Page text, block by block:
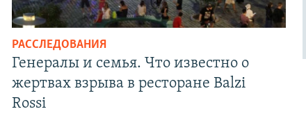
РАССЛЕДОВАНИЯ
Генералы и семья. Что известно о
жертвах взрыва в ресторане Balzi
Rossi